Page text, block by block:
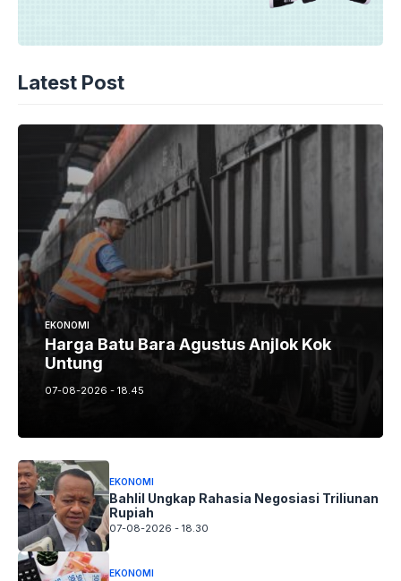
Latest Post
EKONOMI
Harga Batu Bara Agustus Anjlok Kok
Untung
07-08-2026 - 18.45
EKONOMI
Bahlil Ungkap Rahasia Negosiasi Triliunan
Rupiah
07-08-2026 - 18.30
EKONOMI